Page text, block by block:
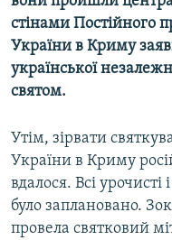
Усі сайти RFE/RL
стінами Постійного
України в Криму
української
святом.
Утім, зірвати
України в Криму
вдалося. Всі
було заплановано.
провела святковий